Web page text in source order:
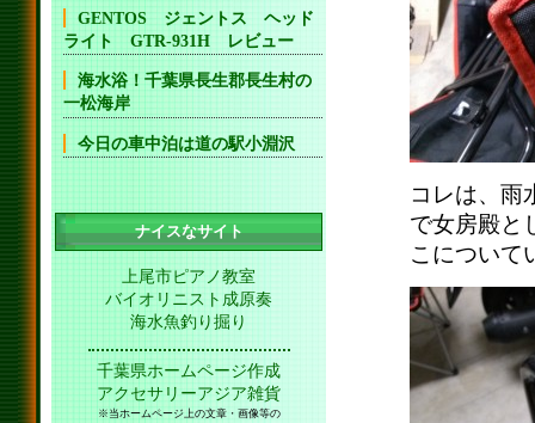
コレは、雨
で女房殿と
こについて
GENTOS ジェントス ヘッド
ライト GTR-931H レビュー
海水浴！千葉県長生郡長生村の
一松海岸
今日の車中泊は道の駅小淵沢
ナイスなサイト
上尾市ピアノ教室
バイオリニスト成原奏
海水魚釣り掘り
千葉県ホームページ作成
アクセサリーアジア雑貨
※当ホームページ上の文章・画像等の